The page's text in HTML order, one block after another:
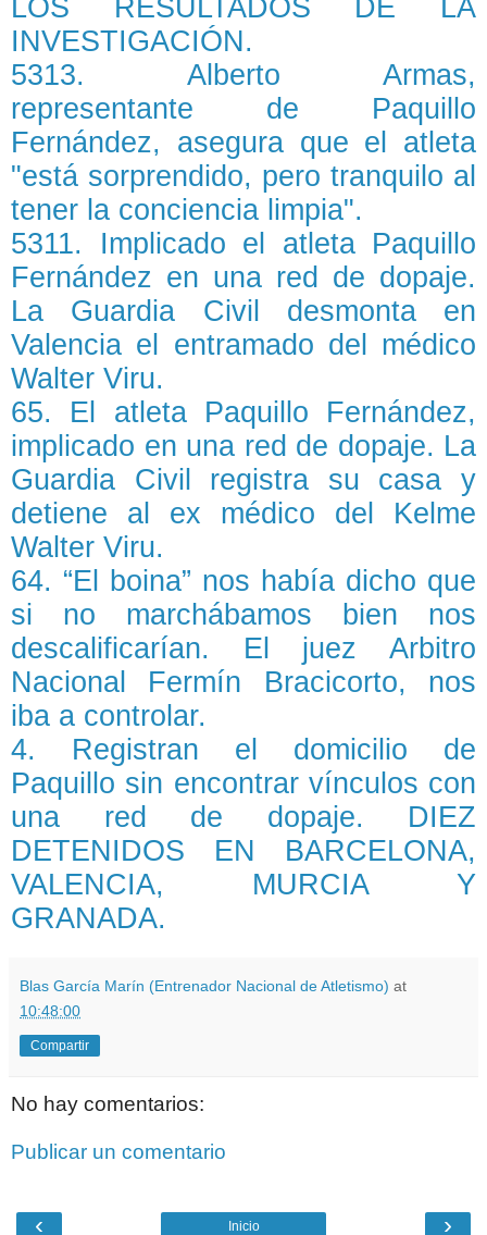
LOS RESULTADOS DE LA
INVESTIGACIÓN.
5313. Alberto Armas,
representante de Paquillo
Fernández, asegura que el atleta
"está sorprendido, pero tranquilo al
tener la conciencia limpia".
5311. Implicado el atleta Paquillo
Fernández en una red de dopaje.
La Guardia Civil desmonta en
Valencia el entramado del médico
Walter Viru.
65. El atleta Paquillo Fernández,
implicado en una red de dopaje. La
Guardia Civil registra su casa y
detiene al ex médico del Kelme
Walter Viru.
64. “El boina” nos había dicho que
si no marchábamos bien nos
descalificarían. El juez Arbitro
Nacional Fermín Bracicorto, nos
iba a controlar.
4. Registran el domicilio de
Paquillo sin encontrar vínculos con
una red de dopaje. DIEZ
DETENIDOS EN BARCELONA,
VALENCIA, MURCIA Y
GRANADA.
Blas García Marín (Entrenador Nacional de Atletismo) at
10:48:00
Compartir
No hay comentarios:
Publicar un comentario
‹ ›
Inicio